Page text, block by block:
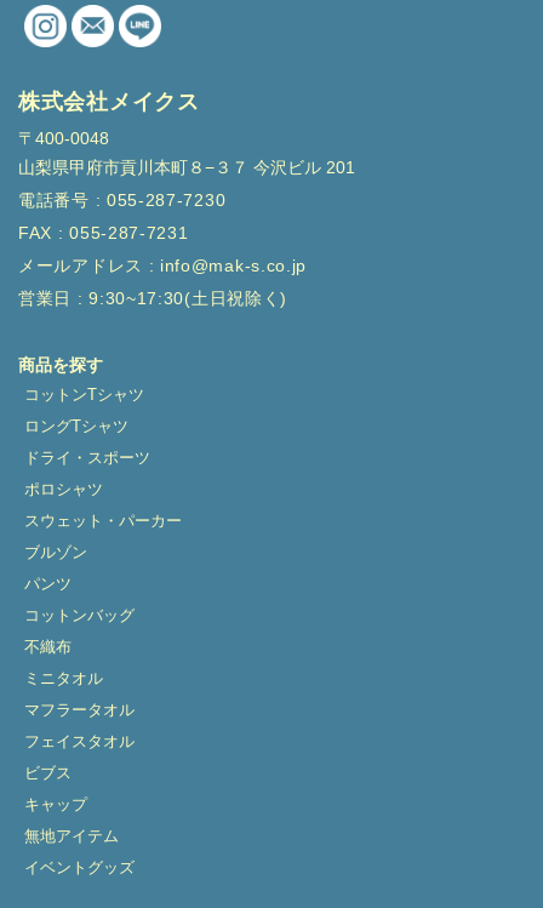
株式会社メイクス
〒400-0048
山梨県甲府市貢川本町８−３７ 今沢ビル 201
電話番号 : 055-287-7230
FAX : 055-287-7231
メールアドレス : info@mak-s.co.jp
営業日 : 9:30~17:30(土日祝除く)
商品を探す
コットンTシャツ
ロングTシャツ
ドライ・スポーツ
ポロシャツ
スウェット・パーカー
ブルゾン
パンツ
コットンバッグ
不織布
ミニタオル
マフラータオル
フェイスタオル
ビブス
キャップ
無地アイテム
イベントグッズ